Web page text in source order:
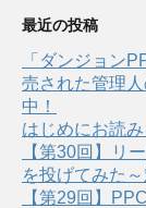
最近の投稿
「ダンジョン
売された管理
中！
はじめにお読
【第30回】リ
を投げてみた
【第29回】